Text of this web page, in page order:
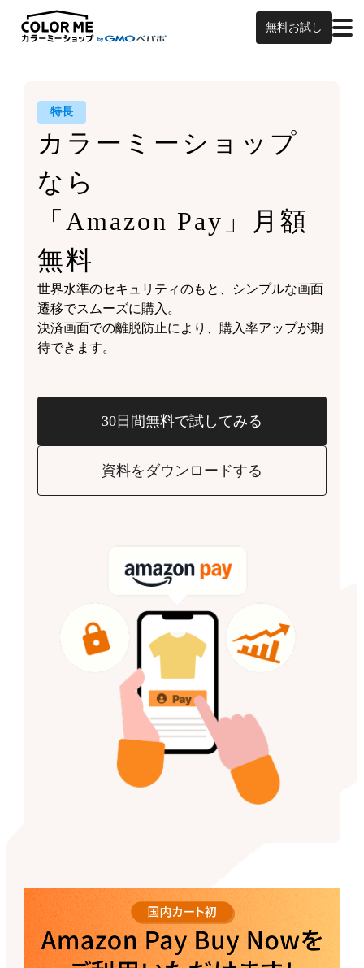
無料お試し
特長
カラーミーショップ
なら
「Amazon Pay」月額
無料
世界水準のセキュリティのもと、シンプルな画面
遷移でスムーズに購入。
決済画面での離脱防止により、購入率アップが期
待できます。
30日間無料で試してみる
資料をダウンロードする